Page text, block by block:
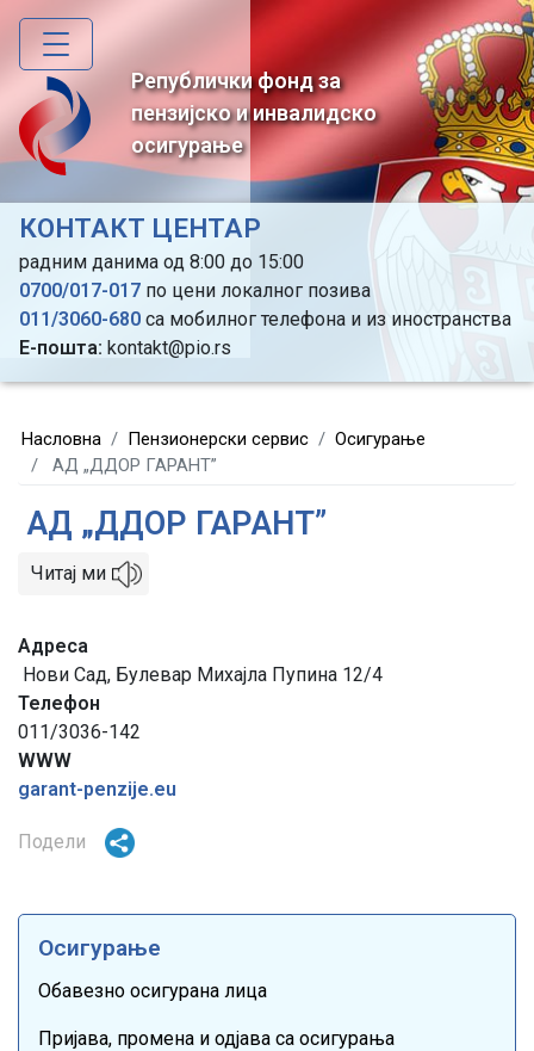
Skip
main
content
Републички фонд за
пензијско и инвалидско
осигурање
КОНТАКТ ЦЕНТАР
радним данима од 8:00 до 15:00
0700/017-017 по цени локалног позива
011/3060-680 са мобилног телефона и из иностранства
Е-пошта: kontakt@pio.rs
Насловна Пензионерски сервис
Осигурање
АД „ДДОР ГАРАНТ”
АД „ДДОР ГАРАНТ”
Читај ми
Адреса
Нови Сад, Булевар Михајла Пупина 12/4
Телефон
011/3036-142
WWW
garant-penzije.eu
Подели
Осигурање
Обавезно осигурана лица
Пријава, промена и одјава са осигурања